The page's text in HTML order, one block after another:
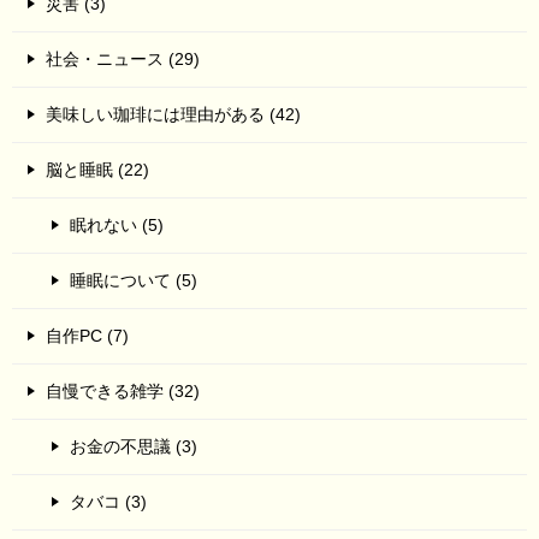
社会・ニュース (29)
美味しい珈琲には理由がある (42)
脳と睡眠 (22)
眠れない (5)
睡眠について (5)
自作PC (7)
自慢できる雑学 (32)
お金の不思議 (3)
タバコ (3)